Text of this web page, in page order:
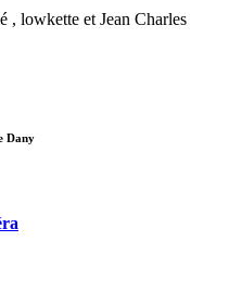
, lowkette et Jean Charles
Dany